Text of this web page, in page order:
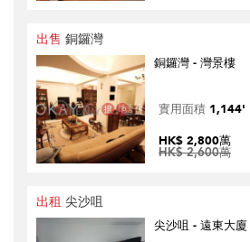
出售 銅鑼灣
銅鑼灣 - 灣景樓
實用面積 1,144'
HK$ 2,800萬
HK$ 2,600萬
出租 尖沙咀
尖沙咀 - 遠東大廈